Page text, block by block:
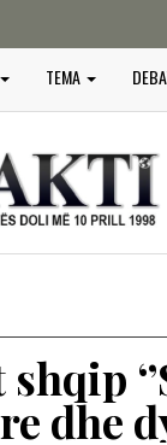
TEMA
dhe